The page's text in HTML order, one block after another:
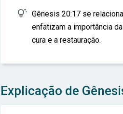
 Gênesis 20:17 se
enfatizam a importância
cura e a restauração.
Explicação de